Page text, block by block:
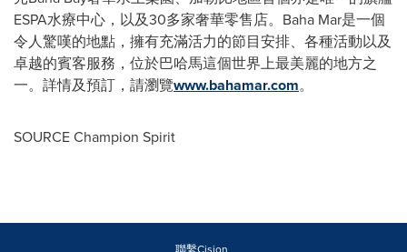
ESPA水療中心，以及30多家奢華零售店。Baha Mar是一個
令人驚嘆的地點，擁有充滿活力的節目安排、各種活動以及
卓越的賓客服務，位於巴哈馬這個世界上最美麗的地方之
一。詳情及預訂，請瀏覽www.bahamar.com。
SOURCE Champion Spirit
聯繫Cision